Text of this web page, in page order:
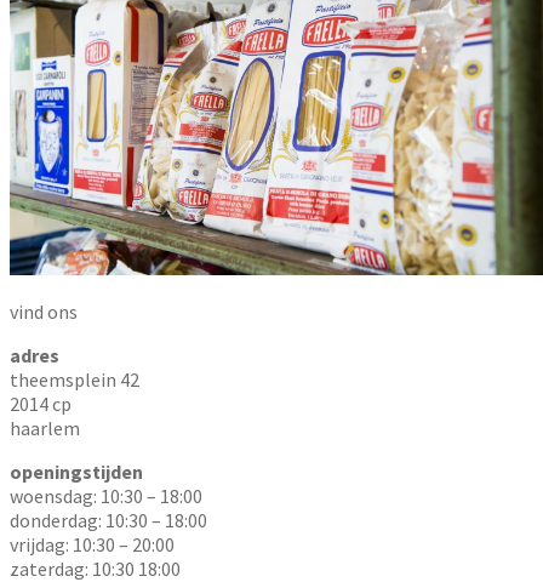
vind ons
adres
theemsplein 42
2014 cp
haarlem
openingstijden
woensdag: 10:30 – 18:00
donderdag: 10:30 – 18:00
vrijdag: 10:30 – 20:00
zaterdag: 10:30 18:00